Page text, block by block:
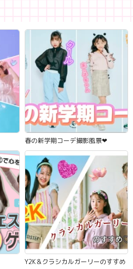
春の新学期コーデ撮影風景‪‪❤︎‬
Y2K＆クラシカルガーリーのすすめ